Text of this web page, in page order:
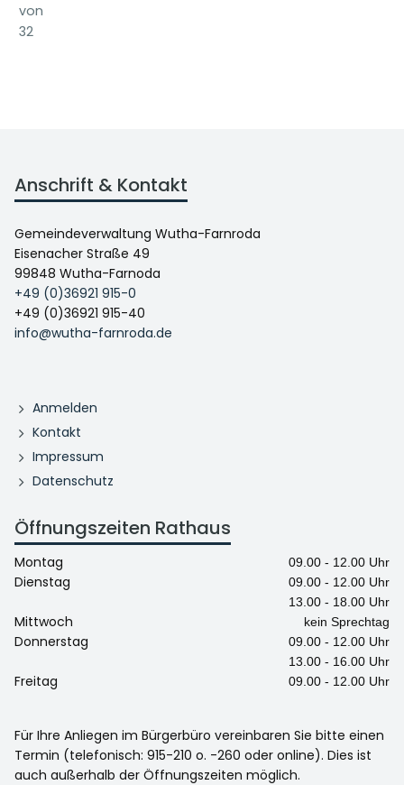
von
32
Anschrift & Kontakt
Gemeindeverwaltung Wutha-Farnroda
Eisenacher Straße 49
99848 Wutha-Farnoda
+49 (0)36921 915-0
+49 (0)36921 915-40
info@wutha-farnroda.de
Anmelden
Kontakt
Impressum
Datenschutz
Öffnungszeiten Rathaus
Montag 09.00 - 12.00 Uhr
Dienstag
09.00 - 12.00 Uhr
13.00 - 18.00 Uhr
Mittwoch kein Sprechtag
Donnerstag
09.00 - 12.00 Uhr
13.00 - 16.00 Uhr
Freitag 09.00 - 12.00 Uhr
Für Ihre Anliegen im Bürgerbüro vereinbaren Sie bitte einen
Termin (telefonisch: 915-210 o. -260 oder online). Dies ist
auch außerhalb der Öffnungszeiten möglich.